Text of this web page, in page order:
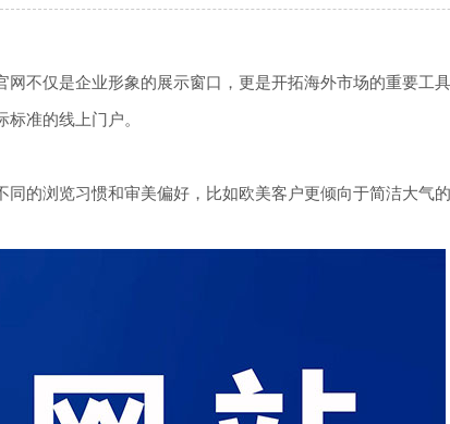
不仅是企业形象的展示窗口，更是开拓海外市场的重要工
准的线上门户。
的浏览习惯和审美偏好，比如欧美客户更倾向于简洁大气